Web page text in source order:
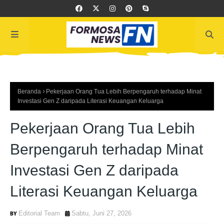
Beranda
Pekerjaan Orang Tua Lebih Berpengaruh terhadap Minat
Investasi Gen Z daripada Literasi Keuangan Keluarga
Pekerjaan Orang Tua Lebih
Berpengaruh terhadap Minat
Investasi Gen Z daripada
Literasi Keuangan Keluarga
Editorial Team Sabtu, Juni 27, 2026